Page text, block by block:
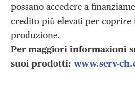
possano accedere a
credito più elevati per coprire
produzione.
Per maggiori informazioni
suoi prodotti:www.serv-